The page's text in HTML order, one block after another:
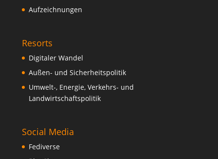
Aufzeichnungen
Resorts
Digitaler Wandel
Außen- und Sicherheitspolitik
Umwelt-, Energie, Verkehrs- und
Landwirtschaftspolitik
Social Media
Fediverse